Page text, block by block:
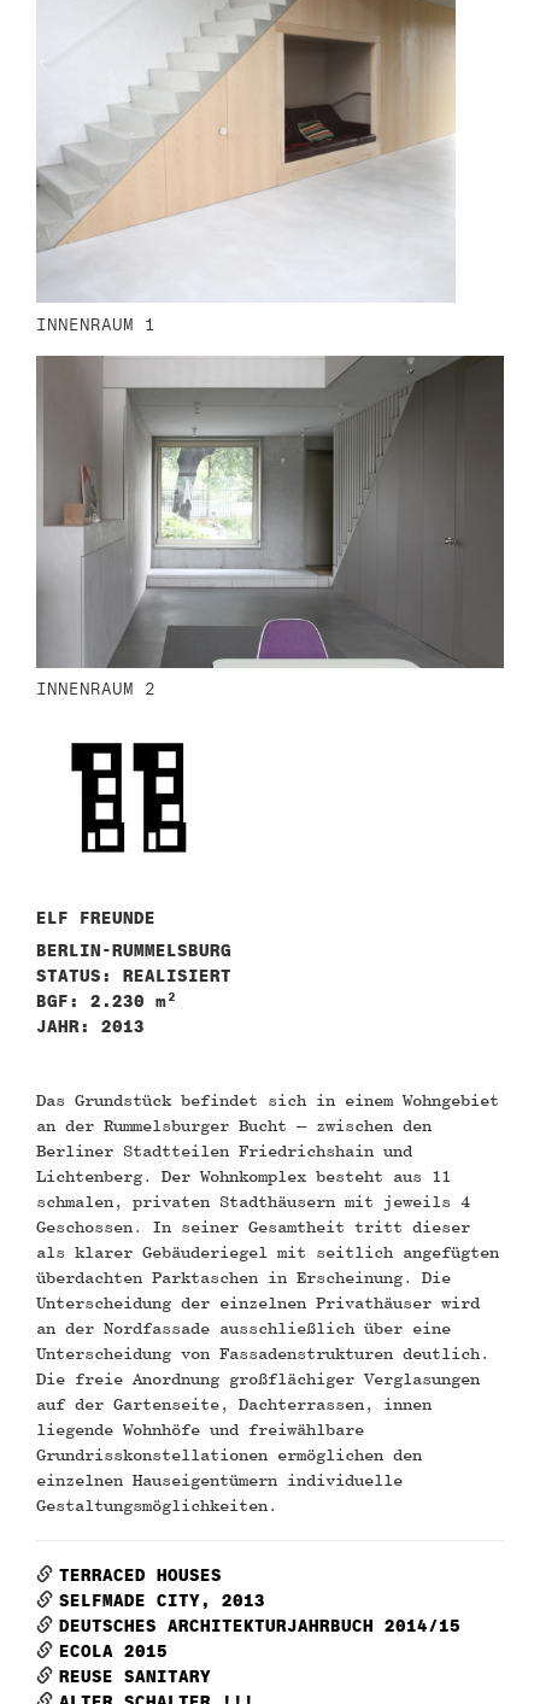
INNENRAUM 1
INNENRAUM 2
ELF FREUNDE
BERLIN-RUMMELSBURG
STATUS: REALISIERT
BGF: 2.230 m²
JAHR: 2013
Das Grundstück befindet sich in einem Wohngebiet
an der Rummelsburger Bucht – zwischen den
Berliner Stadtteilen Friedrichshain und
Lichtenberg. Der Wohnkomplex besteht aus 11
schmalen, privaten Stadthäusern mit jeweils 4
Geschossen. In seiner Gesamtheit tritt dieser
als klarer Gebäuderiegel mit seitlich angefügten
überdachten Parktaschen in Erscheinung. Die
Unterscheidung der einzelnen Privathäuser wird
an der Nordfassade ausschließlich über eine
Unterscheidung von Fassadenstrukturen deutlich.
Die freie Anordnung großflächiger Verglasungen
auf der Gartenseite, Dachterrassen, innen
liegende Wohnhöfe und freiwählbare
Grundrisskonstellationen ermöglichen den
einzelnen Hauseigentümern individuelle
Gestaltungsmöglichkeiten.
TERRACED HOUSES
SELFMADE CITY, 2013
DEUTSCHES ARCHITEKTURJAHRBUCH 2014/15
ECOLA 2015
REUSE SANITARY